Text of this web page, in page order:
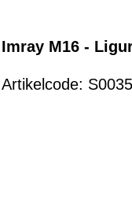
Imray M16 -
Artikelcode: